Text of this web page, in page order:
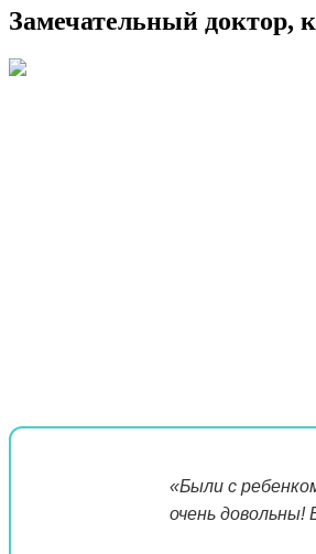
Замечательный доктор,
«Были с
очень довольны!